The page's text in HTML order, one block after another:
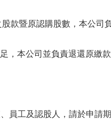
款暨原認購股數，本公司
，本公司並負責退還原繳
員工及認股人，請於申請